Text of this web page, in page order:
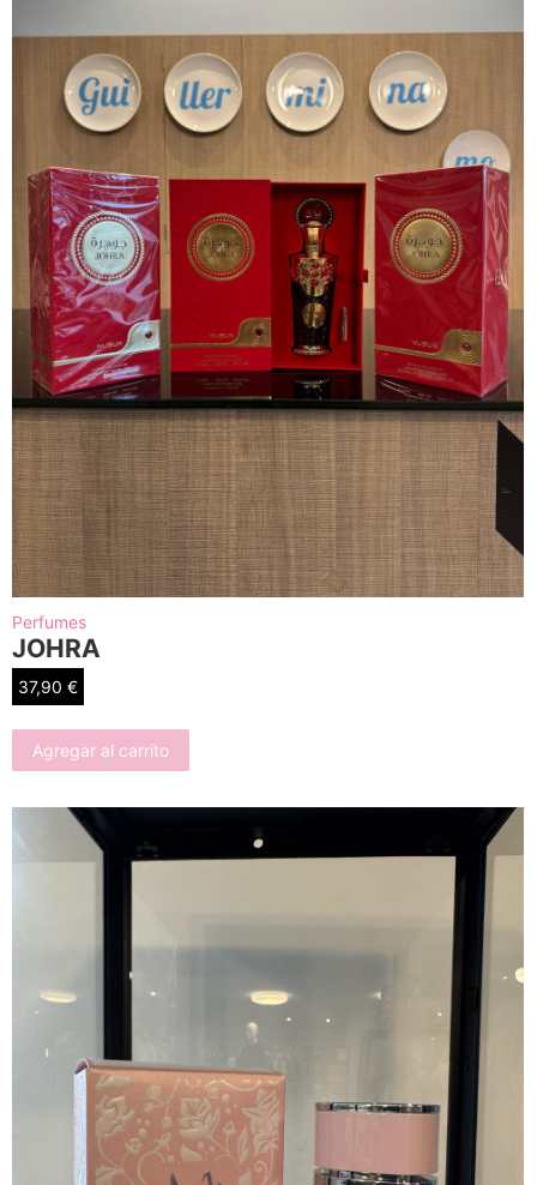
Perfumes
JOHRA
37,90 €
Agregar al carrito